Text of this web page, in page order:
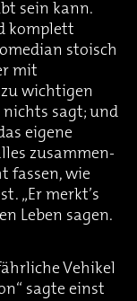
sein kann.
komplett
stoisch
mit
wichtigen
sagt; und
eigene
zusammen-
fassen, wie
„Er merkt’s
Leben sagen.
Vehikel
sagte einst